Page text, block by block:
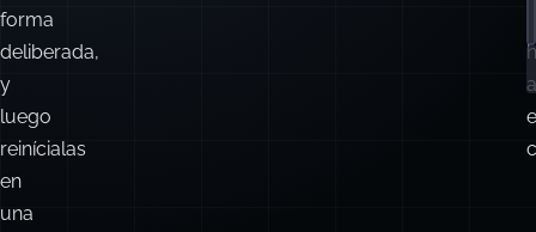
forma
deliberada,
y
luego
reinícialas
en
una